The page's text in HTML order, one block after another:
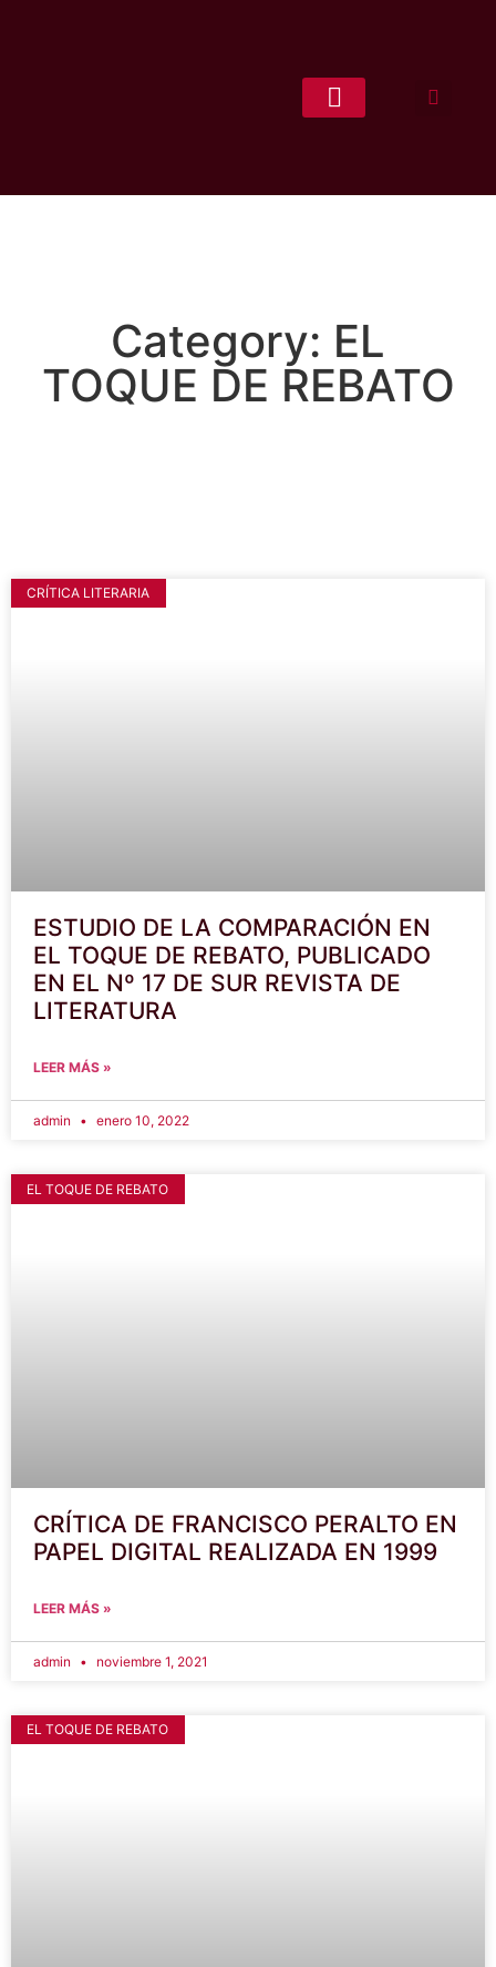
Category: EL
TOQUE DE REBATO
CRÍTICA LITERARIA
ESTUDIO DE LA COMPARACIÓN EN
EL TOQUE DE REBATO, PUBLICADO
EN EL Nº 17 DE SUR REVISTA DE
LITERATURA
LEER MÁS »
admin enero 10, 2022
EL TOQUE DE REBATO
CRÍTICA DE FRANCISCO PERALTO EN
PAPEL DIGITAL REALIZADA EN 1999
LEER MÁS »
admin noviembre 1, 2021
EL TOQUE DE REBATO